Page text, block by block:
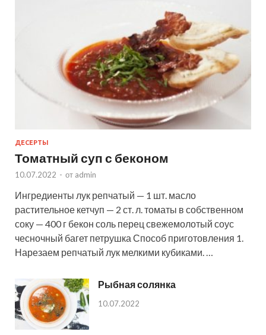
ДЕСЕРТЫ
Томатный суп с беконом
10.07.2022 - от admin
Ингредиенты лук репчатый — 1 шт. масло
растительное кетчуп — 2 ст. л. томаты в собственном
соку — 400 г бекон соль перец свежемолотый соус
чесночный багет петрушка Способ приготовления 1.
Нарезаем репчатый лук мелкими кубиками. …
Рыбная солянка
10.07.2022